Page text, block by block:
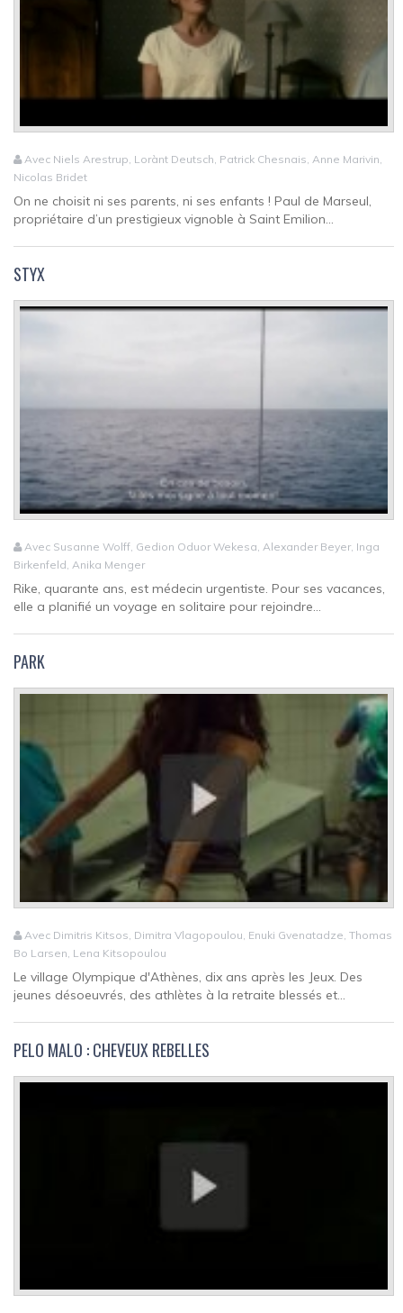
Avec Niels Arestrup, Lorànt Deutsch, Patrick Chesnais, Anne Marivin,
Nicolas Bridet
On ne choisit ni ses parents, ni ses enfants ! Paul de Marseul,
propriétaire d’un prestigieux vignoble à Saint Emilion...
STYX
Avec Susanne Wolff, Gedion Oduor Wekesa, Alexander Beyer, Inga
Birkenfeld, Anika Menger
Rike, quarante ans, est médecin urgentiste. Pour ses vacances,
elle a planifié un voyage en solitaire pour rejoindre...
PARK
Avec Dimitris Kitsos, Dimitra Vlagopoulou, Enuki Gvenatadze, Thomas
Bo Larsen, Lena Kitsopoulou
Le village Olympique d'Athènes, dix ans après les Jeux. Des
jeunes désoeuvrés, des athlètes à la retraite blessés et...
PELO MALO : CHEVEUX REBELLES